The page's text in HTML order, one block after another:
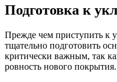
Подготовка к
Прежде чем приступить к
тщательно подготовить
критически важным, так
ровность нового покрытия.